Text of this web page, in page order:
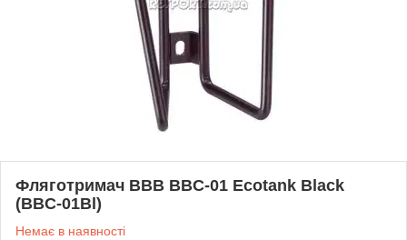
Фляготримач BBB BBC-01 Ecotank Black
(BBC-01Bl)
Немає в наявності